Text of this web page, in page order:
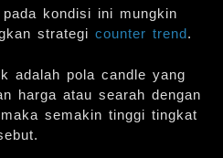
kondisi ini mungkin
strategi counter trend.
adalah pola candle yang
harga atau searah dengan
semakin tinggi tingkat